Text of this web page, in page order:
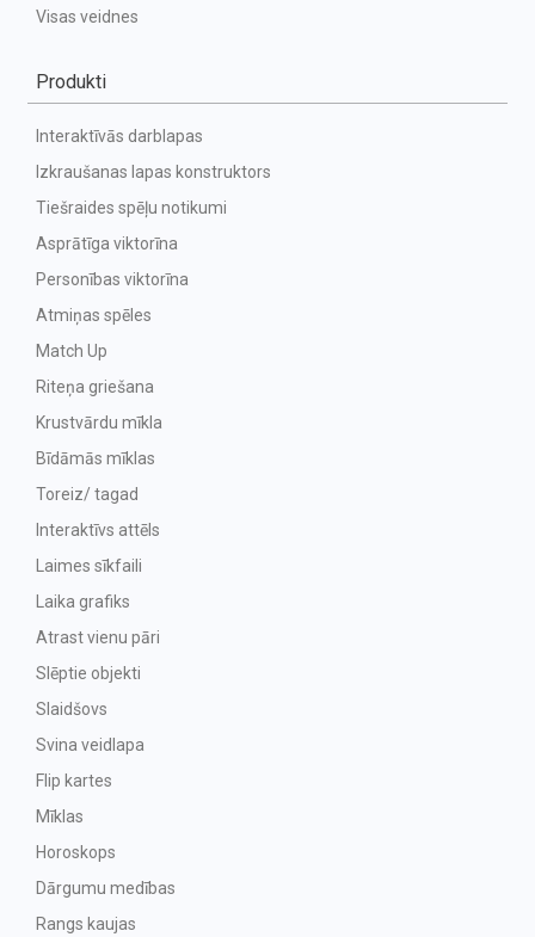
Visas veidnes
Produkti
Interaktīvās darblapas
Izkraušanas lapas konstruktors
Tiešraides spēļu notikumi
Asprātīga viktorīna
Personības viktorīna
Atmiņas spēles
Match Up
Riteņa griešana
Krustvārdu mīkla
Bīdāmās mīklas
Toreiz/ tagad
Interaktīvs attēls
Laimes sīkfaili
Laika grafiks
Atrast vienu pāri
Slēptie objekti
Slaidšovs
Svina veidlapa
Flip kartes
Mīklas
Horoskops
Dārgumu medības
Rangs kaujas